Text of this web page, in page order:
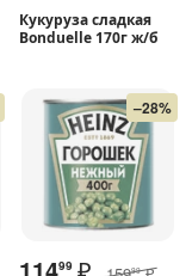
Кукуруза сладкая
Bonduelle 170г ж/б
–28%
99 99